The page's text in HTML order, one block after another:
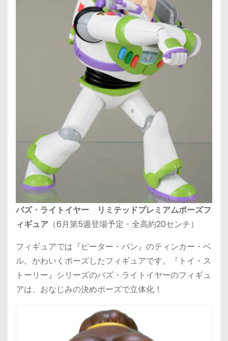
バズ・ライトイヤー リミテッドプレミアムポーズフ
ィギュア （6月第5週登場予定・全高約20センチ）
フィギュアでは『ピーター・パン』のティンカー・ベ
ル。かわいくポーズしたフィギュアです。『トイ・ス
トーリー』シリーズのバズ・ライトイヤーのフィギュ
アは、おなじみの決めポーズで立体化！